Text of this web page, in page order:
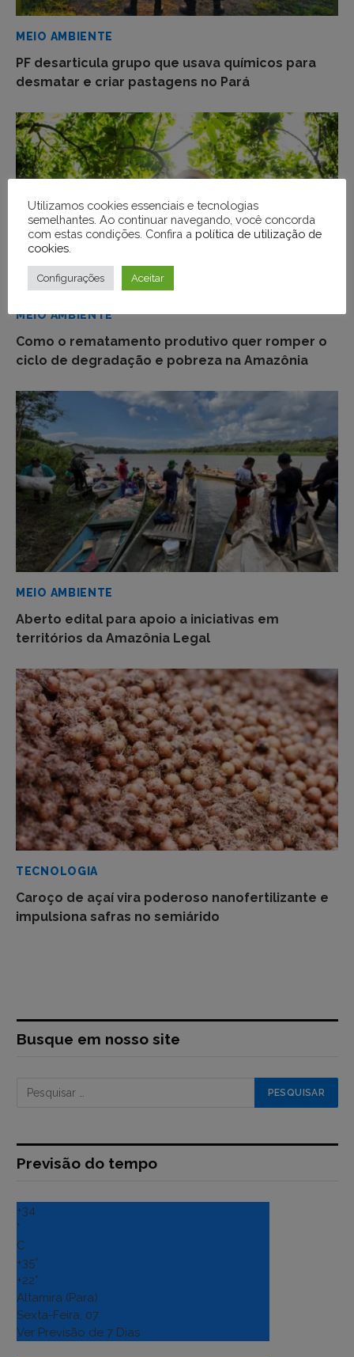
MEIO AMBIENTE
PF desarticula grupo que usava químicos para
desmatar e criar pastagens no Pará
MEIO AMBIENTE
Como o rematamento produtivo quer romper o
ciclo de degradação e pobreza na Amazônia
MEIO AMBIENTE
Aberto edital para apoio a iniciativas em
territórios da Amazônia Legal
TECNOLOGIA
Caroço de açaí vira poderoso nanofertilizante e
impulsiona safras no semiárido
Busque em nosso site
Previsão do tempo
+34
°
C
+35°
+22°
Altamira (Para)
Sexta-Feira, 07
Ver Previsão de 7 Dias
Utilizamos cookies essenciais e tecnologias
semelhantes. Ao continuar navegando, você concorda
com estas condições. Confira a política de utilização de
cookies
Configurações Aceitar